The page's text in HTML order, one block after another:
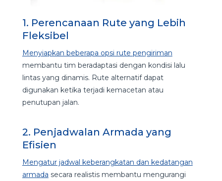
1. Perencanaan Rute yang Lebih
Fleksibel
Menyiapkan beberapa opsi rute pengiriman
membantu tim beradaptasi dengan kondisi lalu
lintas yang dinamis. Rute alternatif dapat
digunakan ketika terjadi kemacetan atau
penutupan jalan.
2. Penjadwalan Armada yang
Efisien
Mengatur jadwal keberangkatan dan kedatangan
armada secara realistis membantu mengurangi